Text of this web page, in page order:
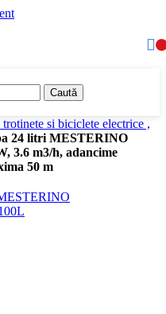
Caută
si biciclete electrice ,
24 litri MESTERINO
3.6 m3/h, adancime
50 m